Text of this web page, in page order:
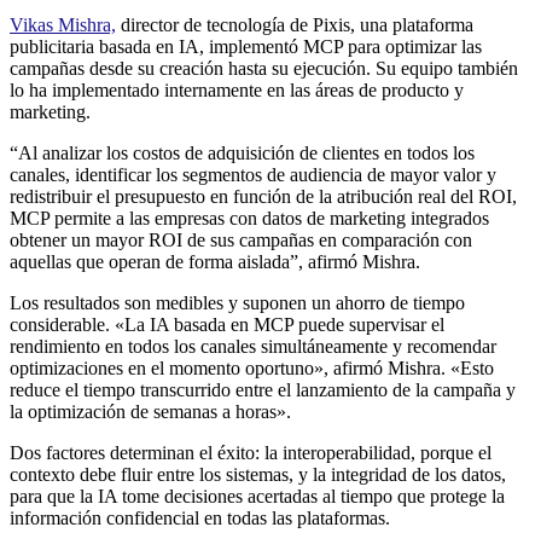
Vikas Mishra, director de tecnología de Pixis, una plataforma
publicitaria basada en IA, implementó MCP para optimizar las
campañas desde su creación hasta su ejecución. Su equipo también
lo ha implementado internamente en las áreas de producto y
marketing.
“Al analizar los costos de adquisición de clientes en todos los
canales, identificar los segmentos de audiencia de mayor valor y
redistribuir el presupuesto en función de la atribución real del ROI,
MCP permite a las empresas con datos de marketing integrados
obtener un mayor ROI de sus campañas en comparación con
aquellas que operan de forma aislada”, afirmó Mishra.
Los resultados son medibles y suponen un ahorro de tiempo
considerable. «La IA basada en MCP puede supervisar el
rendimiento en todos los canales simultáneamente y recomendar
optimizaciones en el momento oportuno», afirmó Mishra. «Esto
reduce el tiempo transcurrido entre el lanzamiento de la campaña y
la optimización de semanas a horas».
Dos factores determinan el éxito: la interoperabilidad, porque el
contexto debe fluir entre los sistemas, y la integridad de los datos,
para que la IA tome decisiones acertadas al tiempo que protege la
información confidencial en todas las plataformas.